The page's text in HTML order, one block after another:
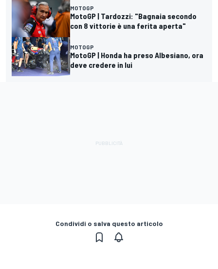
MOTOGP
MotoGP | Tardozzi: "Bagnaia secondo
con 8 vittorie è una ferita aperta"
MOTOGP
MotoGP | Honda ha preso Albesiano, ora
deve credere in lui
Condividi o salva questo articolo